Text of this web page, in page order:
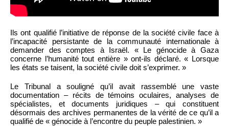
Ils ont qualifié l’initiative de réponse de la société civile face à
l’incapacité persistante de la communauté internationale à
demander des comptes à Israël. « Le génocide à Gaza
concerne l’humanité tout entière » ont-ils déclaré. « Lorsque
les états se taisent, la société civile doit s’exprimer. »
Le Tribunal a souligné qu’il avait rassemblé une vaste
documentation – récits de témoins oculaires, analyses de
spécialistes, et documents juridiques – qui constituent
désormais des archives permanentes de la vérité de ce qu’il a
qualifié de « génocide à l’encontre du peuple palestinien. »